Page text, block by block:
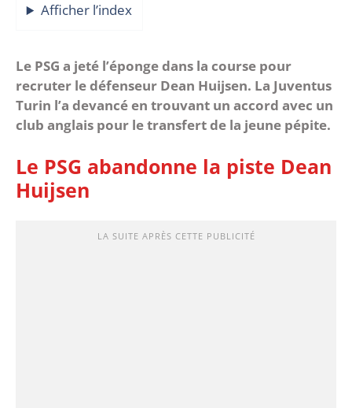
Afficher l’index
Le PSG a jeté l’éponge dans la course pour
recruter le défenseur Dean Huijsen. La Juventus
Turin l’a devancé en trouvant un accord avec un
club anglais pour le transfert de la jeune pépite.
Le PSG abandonne la piste Dean
Huijsen
LA SUITE APRÈS CETTE PUBLICITÉ